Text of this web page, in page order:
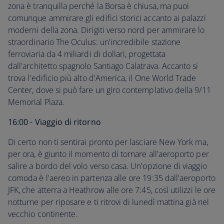
zona è tranquilla perché la Borsa è chiusa, ma puoi
comunque ammirare gli edifici storici accanto ai palazzi
moderni della zona. Dirigiti verso nord per ammirare lo
straordinario The Oculus: un'incredibile stazione
ferroviaria da 4 miliardi di dollari, progettata
dall'architetto spagnolo Santiago Calatrava. Accanto si
trova l'edificio più alto d'America, il One World Trade
Center, dove si può fare un giro contemplativo della 9/11
Memorial Plaza.
16:00 - Viaggio di ritorno
Di certo non ti sentirai pronto per lasciare New York ma,
per ora, è giunto il momento di tornare all'aeroporto per
salire a bordo del volo verso casa. Un'opzione di viaggio
comoda è l'aereo in partenza alle ore 19:35 dall'aeroporto
JFK, che atterra a Heathrow alle ore 7:45, così utilizzi le ore
notturne per riposare e ti ritrovi di lunedì mattina già nel
vecchio continente.